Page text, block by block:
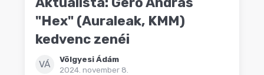
"Hex" (Auraleak, KMM)
kedvenc zenéi
VÁ
Völgyesi Ádám
2024. november 8.